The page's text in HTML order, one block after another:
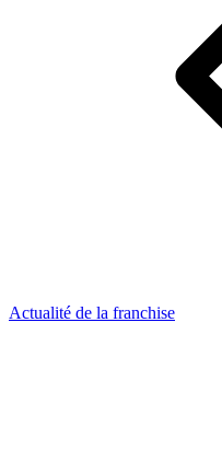
Actualité de la franchise